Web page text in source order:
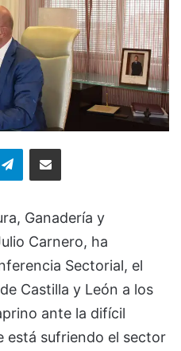
TelegramCompartir via Email
Ganadería y
Carnero, ha
Sectorial, el
Castilla y León a los
ante la difícil
está sufriendo el sector